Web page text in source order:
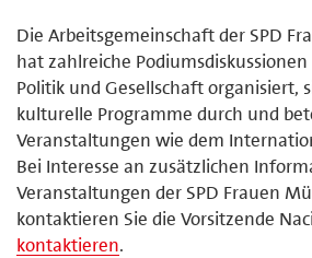
Die Arbeitsgemeinschaft der SPD
hat zahlreiche
Politik und Gesellschaft organisiert,
kulturelle Programme durch und
Veranstaltungen wie dem
Bei Interesse an zusätzlichen
Veranstaltungen der SPD Frauen
kontaktieren Sie die Vorsitzende
kontaktieren.